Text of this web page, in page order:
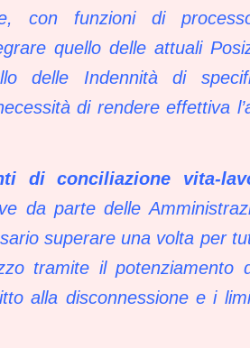
con funzioni di
quello delle attuali
delle Indennità di
di rendere effettiva
di conciliazione vita-
da parte delle
superare una volta per
tramite il potenziamento
alla disconnessione e i